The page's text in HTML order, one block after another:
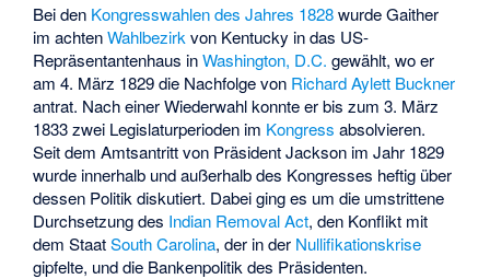
Bei den Kongresswahlen des Jahres 1828wurde Gaither
im achtenWahlbezirk von Kentucky in das US-
Repräsentantenhaus inWashington, D.C. gewählt, wo er
am 4. März 1829 die Nachfolge von Richard Aylett Buckner
antrat. Nach einer Wiederwahl konnte er bis zum 3. März
1833 zwei Legislaturperioden im Kongress absolvieren.
Seit dem Amtsantritt von Präsident Jackson im Jahr 1829
wurde innerhalb und außerhalb des Kongresses heftig über
dessen Politik diskutiert. Dabei ging es um die umstrittene
Durchsetzung des Indian Removal Act, den Konflikt mit
dem StaatSouth Carolina, der in der Nullifikationskrise
gipfelte, und die Bankenpolitik des Präsidenten.